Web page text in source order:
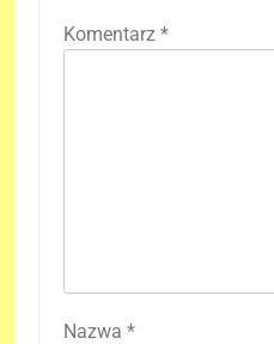
Komentarz *
Nazwa *